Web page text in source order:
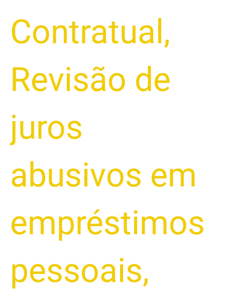
Contratual ,
Revisão de
juros
abusivos em
empréstimos
pessoais,